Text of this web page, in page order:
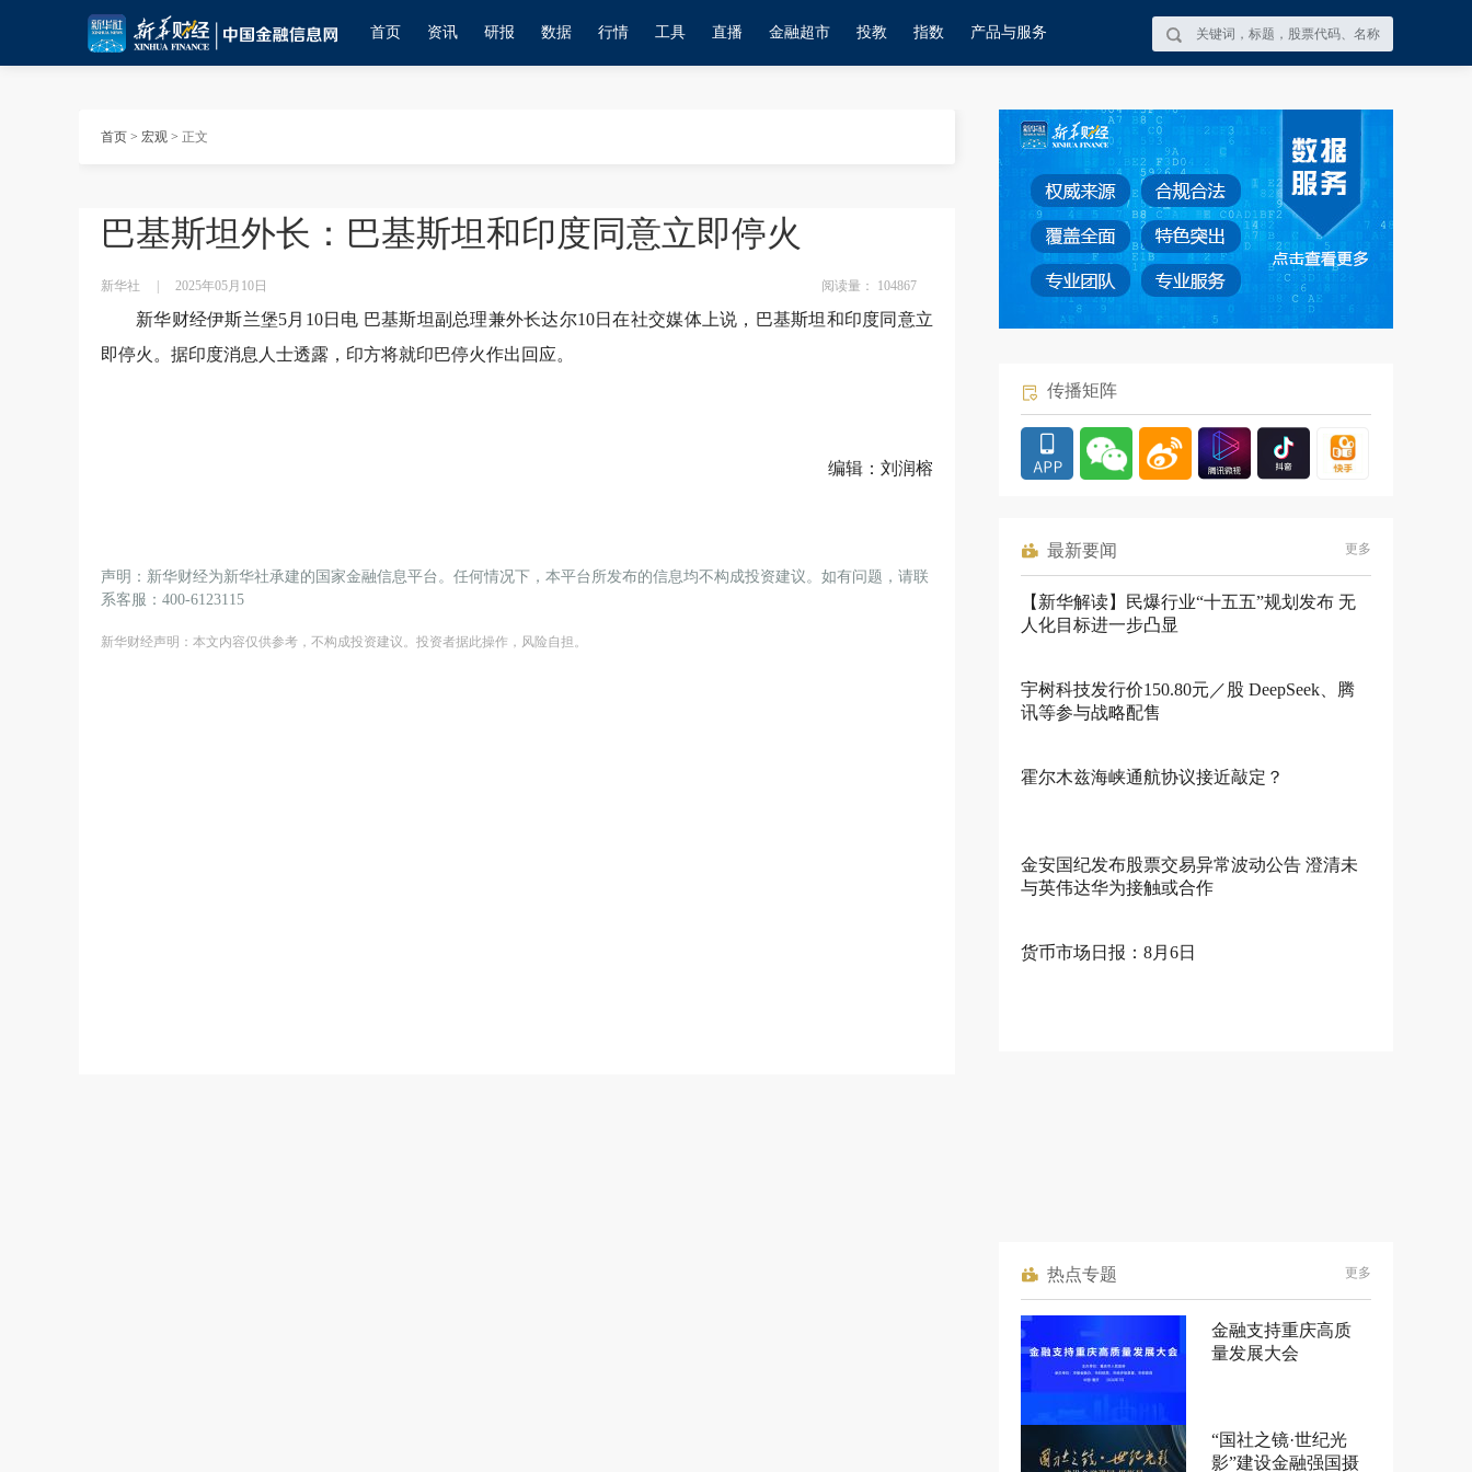
首页 资讯 研报 数据 行情 工具 直播 金融超市 投教 指数 产品与服务
首页 > 宏观 > 正文
巴基斯坦外长：巴基斯坦和印度同意立即停火
新华社 2025年05月10日 阅读量： 104867
新华财经伊斯兰堡5月10日电 巴基斯坦副总理兼外长达尔10日在社交媒体上说，巴基斯坦和印度同意立
即停火。据印度消息人士透露，印方将就印巴停火作出回应。
编辑：刘润榕
声明：新华财经为新华社承建的国家金融信息平台。任何情况下，本平台所发布的信息均不构成投资建议。如有问题，请联
系客服：400-6123115
新华财经声明：本文内容仅供参考，不构成投资建议。投资者据此操作，风险自担。
传播矩阵
最新要闻 更多
【新华解读】民爆行业“十五五”规划发布 无
人化目标进一步凸显
宇树科技发行价150.80元／股 DeepSeek、腾
讯等参与战略配售
霍尔木兹海峡通航协议接近敲定？
金安国纪发布股票交易异常波动公告 澄清未
与英伟达华为接触或合作
货币市场日报：8月6日
热点专题 更多
金融支持重庆高质
量发展大会
“国社之镜·世纪光
影”建设金融强国摄